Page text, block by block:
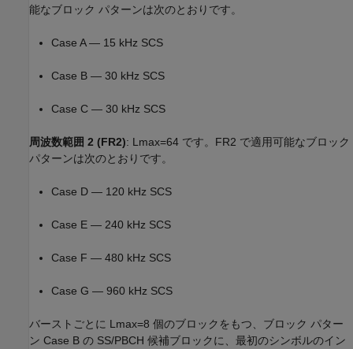
能なブロック パターンは次のとおりです。
Case A — 15 kHz SCS
Case B — 30 kHz SCS
Case C — 30 kHz SCS
周波数範囲 2 (FR2): L max=64 です。FR2 で適用可能なブロック
パターンは次のとおりです。
Case D — 120 kHz SCS
Case E — 240 kHz SCS
Case F — 480 kHz SCS
Case G — 960 kHz SCS
バーストごとに L max=8 個のブロックをもつ、ブロック パター
ン Case B の SS/PBCH 候補ブロックに、最初のシンボルのイン